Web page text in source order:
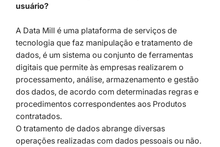
usuário?
A Data Mill é uma plataforma de serviços de
tecnologia que faz manipulação e tratamento de
dados, é um sistema ou conjunto de ferramentas
digitais que permite às empresas realizarem o
processamento, análise, armazenamento e gestão
dos dados, de acordo com determinadas regras e
procedimentos correspondentes aos Produtos
contratados.
O tratamento de dados abrange diversas
operações realizadas com dados pessoais ou não.